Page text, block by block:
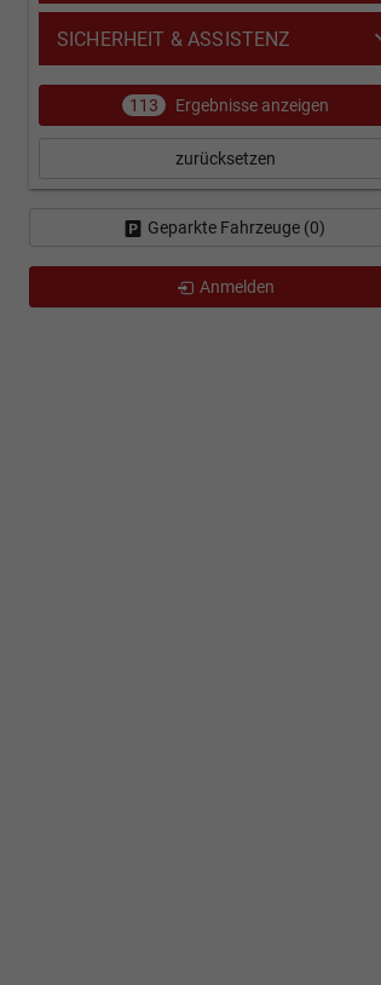
SICHERHEIT & ASSISTENZ
113 Ergebnisse anzeigen
zurücksetzen
Geparkte Fahrzeuge (0)
Anmelden